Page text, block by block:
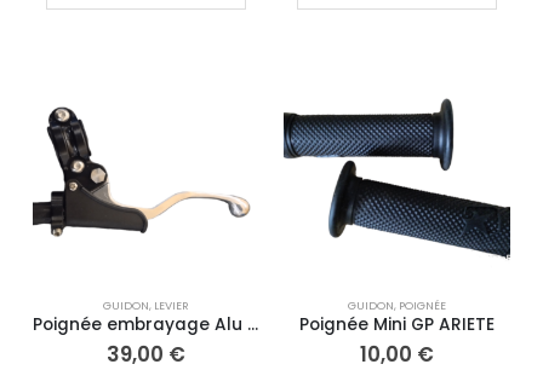
GUIDON, LEVIER
Poignée embrayage Alu CNC
39,00 €
GUIDON, POIGNÉE
Poignée Mini GP ARIETE
10,00 €